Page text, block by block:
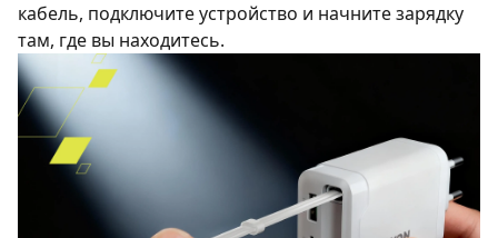
кабель, подключите устройство и начните зарядку
там, где вы находитесь.